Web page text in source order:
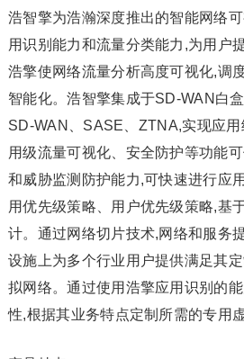
浩智擎为浩瀚深度推出的智能网络
用识别能力和流量分类能力,为用户
浩擎使网络流量分析高度可视化,调
智能化。浩智擎集成于SD-WAN白
SD-WAN、SASE、ZTNA,实现应
用级流量可视化、安全防护等功能
和威胁监测防护能力,可快速进行应
用优先级策略、用户优先级策略,基
计。通过网络切片技术,网络和服务
设施上为多个行业用户提供满足其
拟网络。通过使用浩擎应用识别的
性,根据其业务特点定制所需的专用